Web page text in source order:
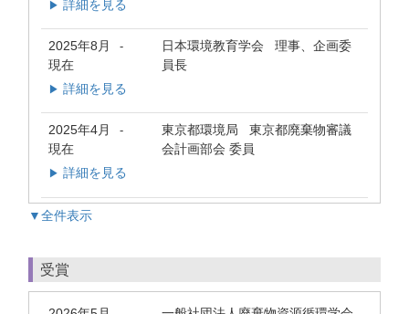
▶ 詳細を見る
2025年8月 -
現在
日本環境教育学会 理事、企画委
員長
▶ 詳細を見る
2025年4月 -
現在
東京都環境局 東京都廃棄物審議
会計画部会 委員
▶ 詳細を見る
▼全件表示
受賞